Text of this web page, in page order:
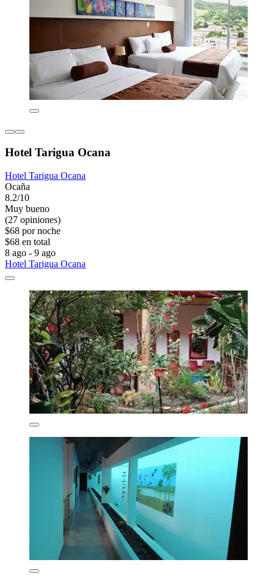
Hotel Tarigua Ocana
Hotel Tarigua Ocana
Ocaña
8.2/10
Muy bueno
(27 opiniones)
$68 por noche
$68 en total
8 ago - 9 ago
Hotel Tarigua Ocana